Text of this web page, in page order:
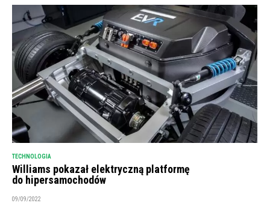
TECHNOLOGIA
Williams pokazał elektryczną platformę
do hipersamochodów
09/09/2022